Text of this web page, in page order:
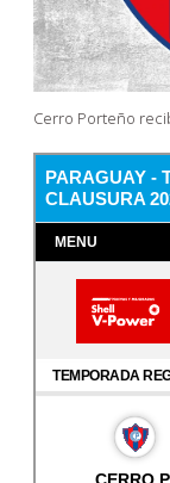
Cerro Porteño